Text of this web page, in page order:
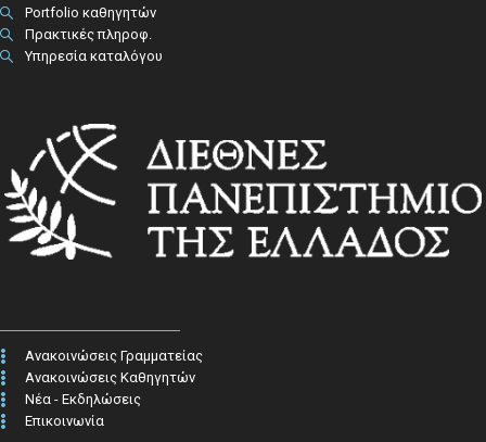
Portfolio καθηγητών
Πρακτικές πληροφ.​
Υπηρεσία καταλόγου
Ανακοινώσεις Γραμματείας
Ανακοινώσεις Καθηγητών
Νέα - Εκδηλώσεις
Επικοινωνία